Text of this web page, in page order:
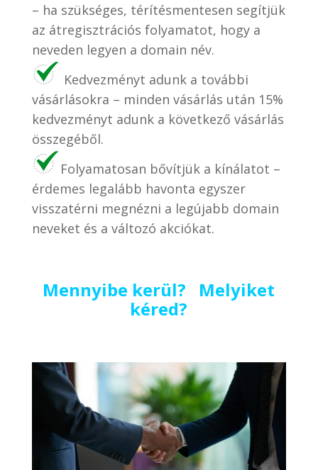
– ha szükséges, térítésmentesen segítjük
az átregisztrációs folyamatot, hogy a
neveden legyen a domain név.
Kedvezményt adunk a további
vásárlásokra – minden vásárlás után 15%
kedvezményt adunk a következő vásárlás
összegéből.
Folyamatosan bővítjük a kínálatot –
érdemes legalább havonta egyszer
visszatérni megnézni a legújabb domain
neveket és a változó akciókat.
Mennyibe kerül? Melyiket
kéred?